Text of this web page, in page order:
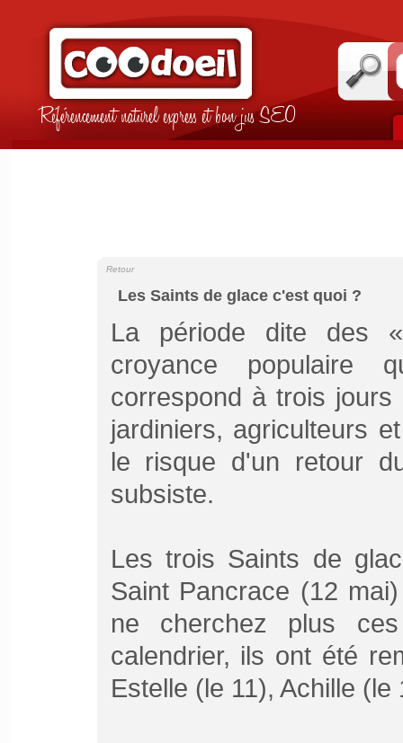
Référencement naturel express et bon jus SEO
Les Saints de glace c'est quoi ?
Retour
La période dite des
croyance populaire
correspond à trois
jardiniers, agriculteurs
le risque d'un retour
subsiste.
Les trois Saints de
Saint Pancrace (12
ne cherchez plus
calendrier, ils ont été
Estelle (le 11), Achille